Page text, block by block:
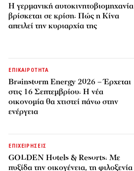
Η γερμανική αυτοκινητοβιομηχανία
βρίσκεται σε κρίση: Πώς η Κίνα
απειλεί την κυριαρχία της
ΕΠΙΚΑΙΡΟΤΗΤΑ
Brainstorm Energy 2026 – Έρχεται
στις 16 Σεπτεμβρίου: Η νέα
οικονομία θα χτιστεί πάνω στην
ενέργεια
ΕΠΙΧΕΙΡΗΣΕΙΣ
GOLDEN Hotels & Resorts: Με
πυξίδα την οικογένεια, τη φιλοξενία